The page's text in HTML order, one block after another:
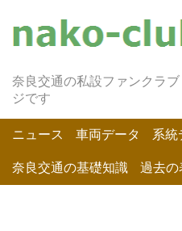
奈良交通の私設ファンクラ
ジです
ニュース 車両データ 系統
奈良交通の基礎知識 過去の